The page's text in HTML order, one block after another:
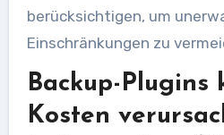
berücksichtigen, um
Einschränkungen zu
Backup-Plugins
Kosten